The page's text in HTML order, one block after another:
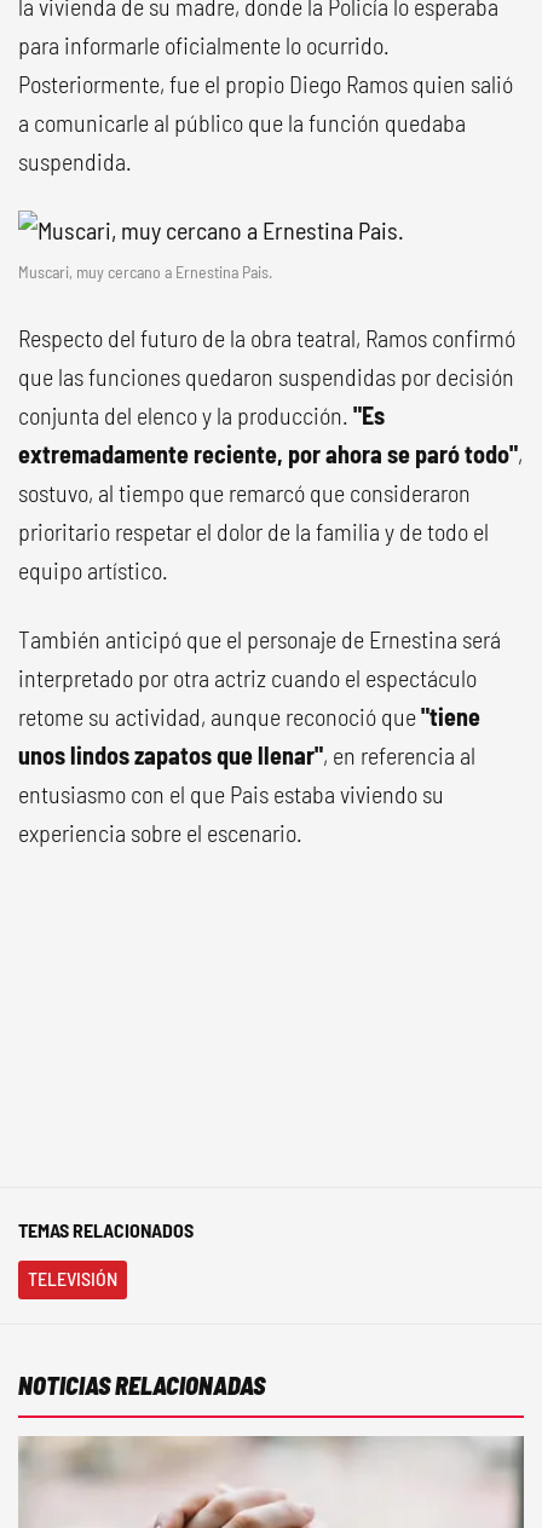
la vivienda de su madre, donde la Policía lo esperaba
para informarle oficialmente lo ocurrido.
Posteriormente, fue el propio Diego Ramos quien salió
a comunicarle al público que la función quedaba
suspendida.
Muscari, muy cercano a Ernestina Pais.
Respecto del futuro de la obra teatral, Ramos confirmó
que las funciones quedaron suspendidas por decisión
conjunta del elenco y la producción. "Es
extremadamente reciente, por ahora se paró todo",
sostuvo, al tiempo que remarcó que consideraron
prioritario respetar el dolor de la familia y de todo el
equipo artístico.
También anticipó que el personaje de Ernestina será
interpretado por otra actriz cuando el espectáculo
retome su actividad, aunque reconoció que"tiene
unos lindos zapatos que llenar", en referencia al
entusiasmo con el que Pais estaba viviendo su
experiencia sobre el escenario.
TEMAS RELACIONADOS
TELEVISIÓN
NOTICIAS RELACIONADAS